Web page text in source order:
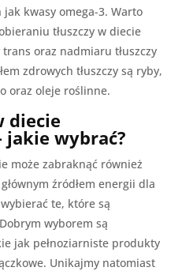
jak kwasy omega-3. Warto
tłuszczy w diecie
oraz nadmiaru tłuszczy
zdrowych tłuszczy są ryby,
oraz oleje roślinne.
diecie
jakie wybrać?
może zabraknąć również
źródłem energii dla
te, które są
wyborem są
jak pełnoziarniste produkty
Unikajmy natomiast